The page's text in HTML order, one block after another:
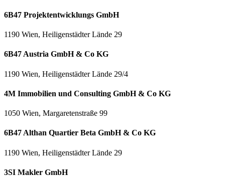
6B47 Projektentwicklungs GmbH
1190 Wien, Heiligenstädter Lände 29
6B47 Austria GmbH & Co KG
1190 Wien, Heiligenstädter Lände 29/4
4M Immobilien und Consulting GmbH & Co KG
1050 Wien, Margaretenstraße 99
6B47 Althan Quartier Beta GmbH & Co KG
1190 Wien, Heiligenstädter Lände 29
3SI Makler GmbH